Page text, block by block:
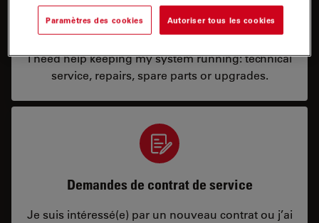
Service & Repair
I need help keeping my system running: technical
service, repairs, spare parts or upgrades.
Demandes de contrat de service
Je suis intéressé(e) par un nouveau contrat ou j’ai
Paramètres des cookies Autoriser tous les cookies